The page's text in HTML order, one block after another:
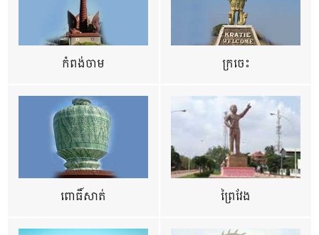
កំពង់ចាម ក្រចេះ
ពោធិ៍សាត់ ព្រៃវែង